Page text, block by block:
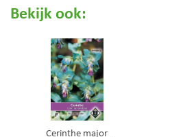
Bekijk ook:
Cerinthe major